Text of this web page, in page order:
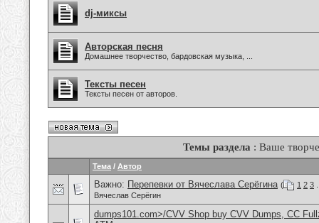
dj-миксы
Авторская песня
Домашнее творчество, бардовская музыка, ...
Тексты песен
Тексты песен от авторов.
Темы раздела : Ваше
Тема / Автор
Важно: Перепевки от Вячеслава Серёгина ( 1 2 3
Вячеслав Серёгин
dumps101.com>/CVV Shop buy CVV Dumps, CC